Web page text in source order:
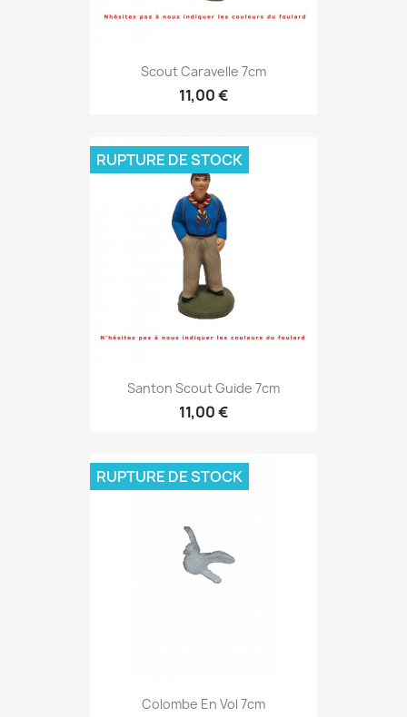
Scout Caravelle 7cm
11,00 €
Santon Scout Guide 7cm
11,00 €
RUPTURE DE STOCK
Colombe En Vol 7cm
RUPTURE DE STOCK